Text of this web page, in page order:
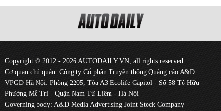
Copyright © 2012 - 2026 AUTODAILY.VN, all rights reserved.
Cơ quan chủ quản: Công ty Cổ phần Truyền thông Quảng cáo A&D.
VPGD Hà Nội: Phòng 2205, Tòa A3 Ecolife Capitol - Số 58 Tố Hữu -
Phường Mễ Trì - Quận Nam Từ Liêm - Hà Nội
Governing body: A&D Media Advertising Joint Stock Company